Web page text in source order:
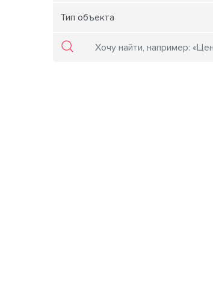
Тип объекта